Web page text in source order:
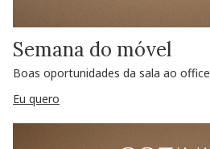
Semana do móvel
Boas oportunidades da sala ao office
Eu quero